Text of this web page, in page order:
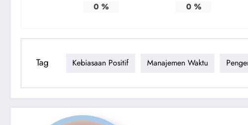
0 % 0 %
Tag Kebiasaan Positif Manajemen Waktu